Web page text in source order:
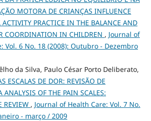
MOTORA DE CRIANÇAS INFLUENCE
ACTIVITY PRACTICE IN THE BALANCE AND
COORDINATION IN CHILDREN , Journal of
Vol. 6 No. 18 (2008): Outubro - Dezembro
da Silva, Paulo César Porto Deliberato,
ESCALAS DE DOR: REVISÃO DE
ANALYSIS OF THE PAIN SCALES:
REVIEW , Journal of Health Care: Vol. 7 No.
- março / 2009